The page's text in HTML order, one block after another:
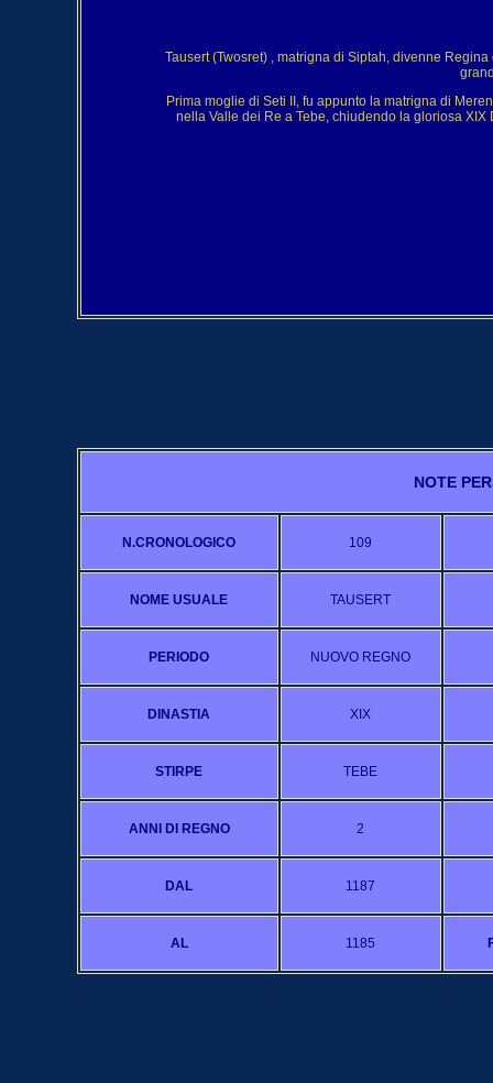
Tausert (Twosret) , matrigna di Siptah, divenne
Prima moglie di Seti II, fu appunto la matrigna di
nella Valle dei Re a Tebe, chiudendo la gloriosa
NOTE
N.CRONOLOGICO 109
NOME USUALE TAUSERT
PERIODO NUOVO REGNO
DINASTIA XIX
STIRPE TEBE
ANNI DI REGNO 2
DAL 1187
AL 1185